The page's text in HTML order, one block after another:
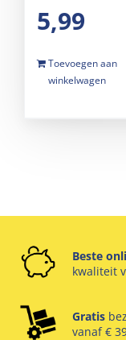
5,99
Toevoegen aan
winkelwagen
Beste
kwaliteit
Gratis
vanaf €